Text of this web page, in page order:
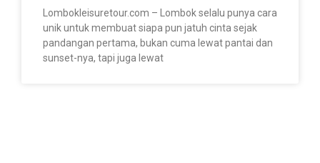
Lombokleisuretour.com – Lombok selalu punya cara
unik untuk membuat siapa pun jatuh cinta sejak
pandangan pertama, bukan cuma lewat pantai dan
sunset-nya, tapi juga lewat